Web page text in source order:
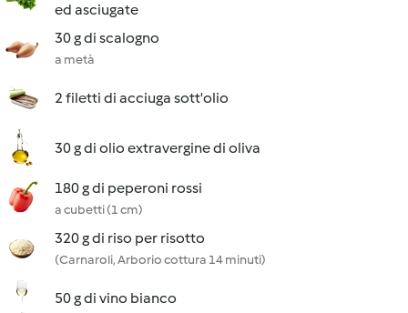
ed asciugate
30 g di scalogno
a metà
2 filetti di acciuga sott'olio
30 g di olio extravergine di oliva
180 g di peperoni rossi
a cubetti (1 cm)
320 g di riso per risotto
(Carnaroli, Arborio cottura 14 minuti)
50 g di vino bianco